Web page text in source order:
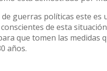
guerras políticas este
de esta
que tomen las medidas
años.